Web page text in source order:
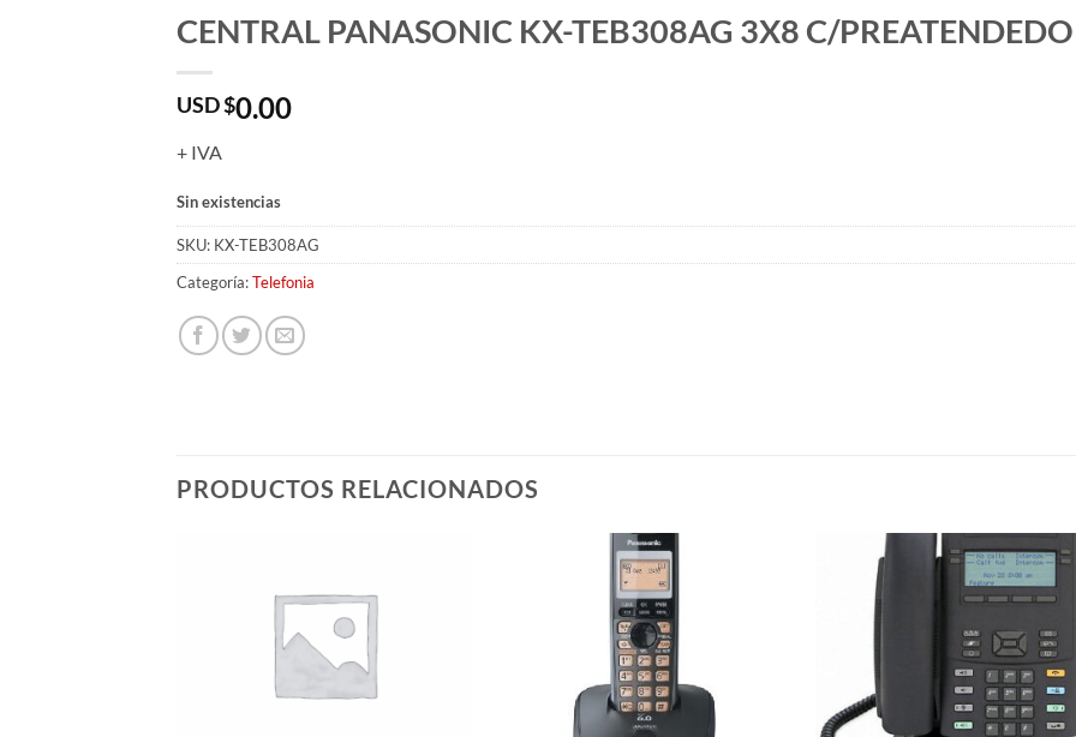
CENTRAL PANASONIC KX-TEB308AG 3X8 C/
USD $0.00
+ IVA
Sin existencias
SKU: KX-TEB308AG
Categoría:Telefonia
PRODUCTOS RELACIONADOS